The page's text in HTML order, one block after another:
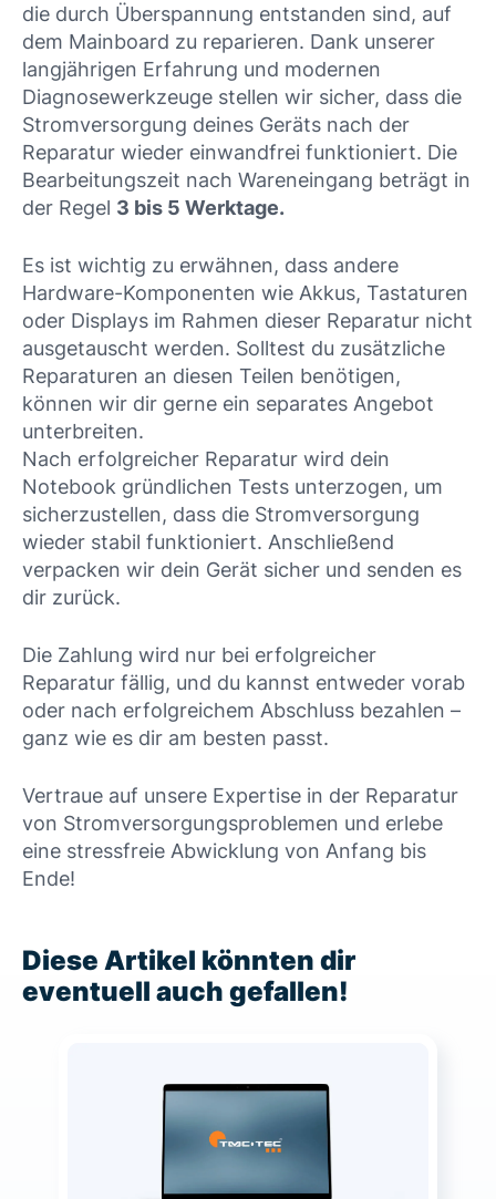
die durch Überspannung entstanden sind, auf
dem Mainboard zu reparieren. Dank unserer
langjährigen Erfahrung und modernen
Diagnosewerkzeuge stellen wir sicher, dass die
Stromversorgung deines Geräts nach der
Reparatur wieder einwandfrei funktioniert. Die
Bearbeitungszeit nach Wareneingang beträgt in
der Regel 3 bis 5 Werktage.
Es ist wichtig zu erwähnen, dass andere
Hardware-Komponenten wie Akkus, Tastaturen
oder Displays im Rahmen dieser Reparatur nicht
ausgetauscht werden. Solltest du zusätzliche
Reparaturen an diesen Teilen benötigen,
können wir dir gerne ein separates Angebot
unterbreiten.
Nach erfolgreicher Reparatur wird dein
Notebook gründlichen Tests unterzogen, um
sicherzustellen, dass die Stromversorgung
wieder stabil funktioniert. Anschließend
verpacken wir dein Gerät sicher und senden es
dir zurück.
Die Zahlung wird nur bei erfolgreicher
Reparatur fällig, und du kannst entweder vorab
oder nach erfolgreichem Abschluss bezahlen –
ganz wie es dir am besten passt.
Vertraue auf unsere Expertise in der Reparatur
von Stromversorgungsproblemen und erlebe
eine stressfreie Abwicklung von Anfang bis
Ende!
Diese Artikel könnten dir
eventuell auch gefallen!